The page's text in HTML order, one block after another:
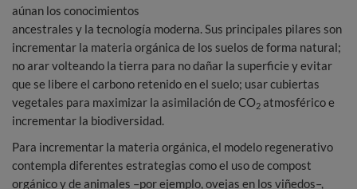
aúnan los conocimientos
ancestrales y la tecnología moderna. Sus principales pilares son
incrementar la materia orgánica de los suelos de forma natural;
no arar volteando la tierra para no dañar la superficie y evitar
que se libere el carbono retenido en el suelo; usar cubiertas
vegetales para maximizar la asimilación de CO2 atmosférico e
incrementar la biodiversidad.
Para incrementar la materia orgánica, el modelo regenerativo
contempla diferentes estrategias como el uso de compost
orgánico y de animales –por ejemplo, ovejas en los viñedos–,